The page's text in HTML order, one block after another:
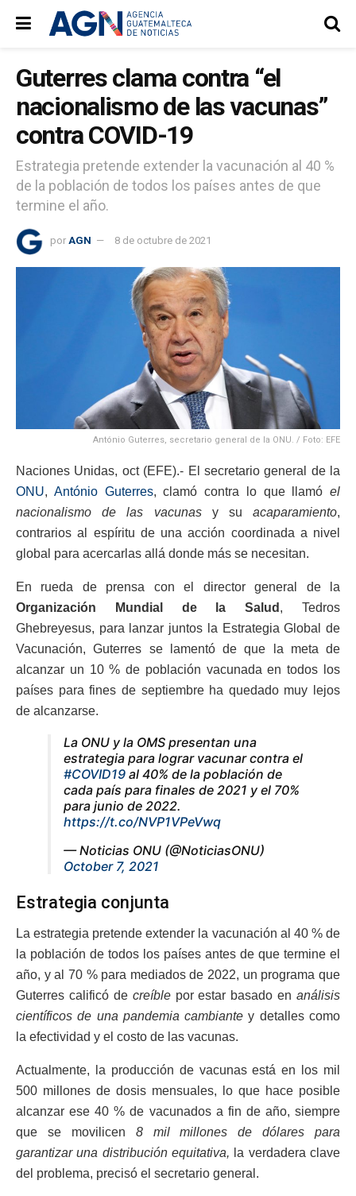
Guterres clama contra “el
nacionalismo de las vacunas”
contra COVID-19
Estrategia pretende extender la vacunación al 40 %
de la población de todos los países antes de que
termine el año.
por AGN 8 de octubre de 2021
António Guterres, secretario general de la ONU. / Foto: EFE
Naciones Unidas, oct (EFE).- El secretario general de la
ONU, António Guterres, clamó contra lo que llamó el
nacionalismo de las vacunasy su acaparamiento,
contrarios al espíritu de una acción coordinada a nivel
global para acercarlas allá donde más se necesitan.
En rueda de prensa con el director general de la
Organización Mundial de la Salud , Tedros
Ghebreyesus, para lanzar juntos la Estrategia Global de
Vacunación, Guterres se lamentó de que la meta de
alcanzar un 10 % de población vacunada en todos los
países para fines de septiembre ha quedado muy lejos
de alcanzarse.
La ONU y la OMS presentan una
estrategia para lograr vacunar contra el
#COVID19 al 40% de la población de
cada país para finales de 2021 y el 70%
para junio de 2022.
https://t.co/NVP1VPeVwq
— Noticias ONU (@NoticiasONU)
October 7, 2021
Estrategia conjunta
La estrategia pretende extender la vacunación al 40 % de
la población de todos los países antes de que termine el
año, y al 70 % para mediados de 2022, un programa que
Guterres calificó de creíblepor estar basado en análisis
científicos de una pandemia cambiante y detalles como
la efectividad y el costo de las vacunas.
Actualmente, la producción de vacunas está en los mil
500 millones de dosis mensuales, lo que hace posible
alcanzar ese 40 % de vacunados a fin de año, siempre
que se movilicen 8 mil millones de dólares para
garantizar una distribución equitativa, la verdadera clave
del problema, precisó el secretario general.